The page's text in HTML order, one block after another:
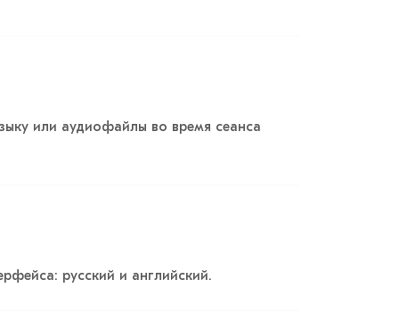
или аудиофайлы во время сеанса
русский и английский.